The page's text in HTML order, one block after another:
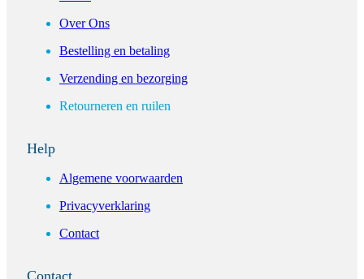
Over Ons
Bestelling en betaling
Verzending en bezorging
Retourneren en ruilen
Help
Algemene voorwaarden
Privacyverklaring
Contact
Contact